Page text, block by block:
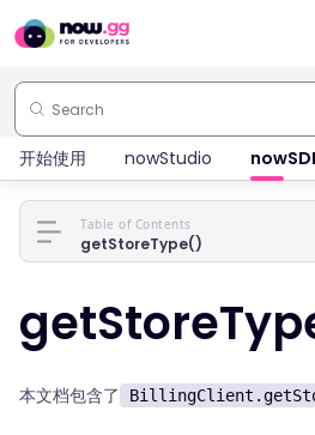
开始使用 nowStudio
本文档包含了
Table of Contents
getStoreType()